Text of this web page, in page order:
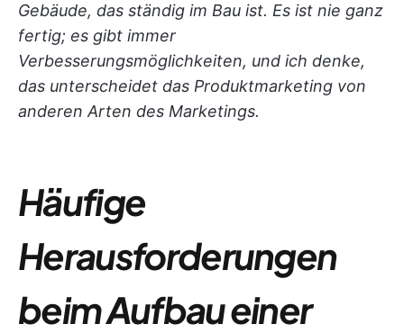
Gebäude, das ständig im Bau ist. Es ist nie ganz
fertig; es gibt immer
Verbesserungsmöglichkeiten, und ich denke,
das unterscheidet das Produktmarketing von
anderen Arten des Marketings.
Häufige
Herausforderungen
beim Aufbau einer